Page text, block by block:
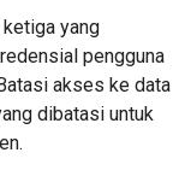
yang
pengguna
akses ke data
dibatasi untuk